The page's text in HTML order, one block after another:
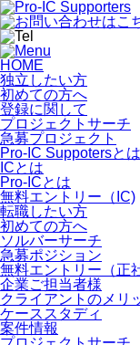
HOME
独立したい方
初めての方へ
登録に関して
プロジェクトサーチ
急募プロジェクト
Pro-IC Suppotersとは
ICとは
Pro-ICとは
無料エントリー（IC)
転職したい方
初めての方へ
ソルバーサーチ
急募ポジション
無料エントリー（正
企業ご担当者様
クライアントのメリ
ケーススタディ
案件情報